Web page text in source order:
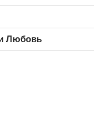
Любовь